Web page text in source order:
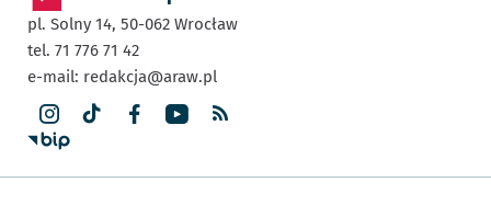
pl. Solny 14, 50-062 Wrocław
tel. 71 776 71 42
e-mail: redakcja@araw.pl